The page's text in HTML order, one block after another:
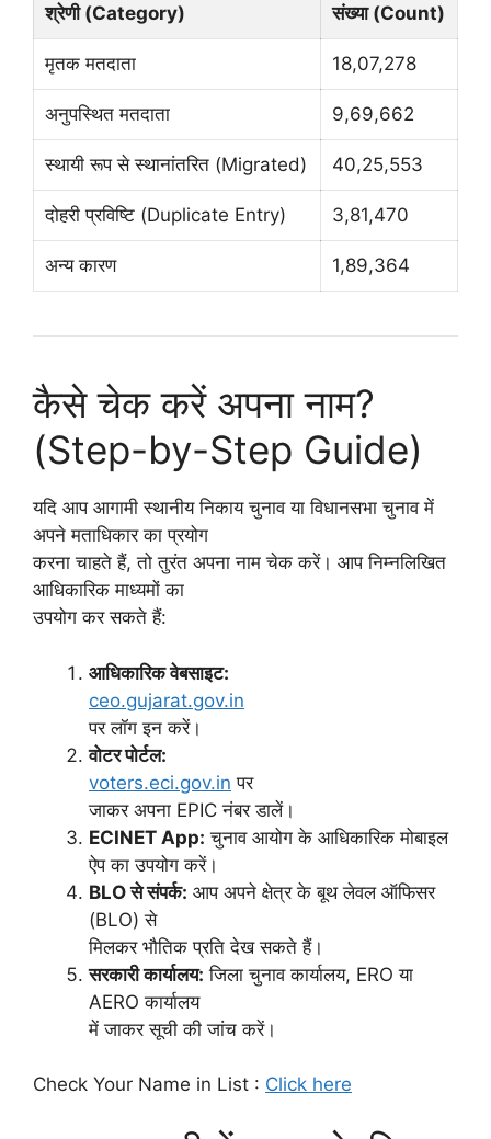
श्रेणी (Category) संख्या (Count)
मृतक मतदाता 18,07,278
अनुपस्थित मतदाता 9,69,662
स्थायी रूप से स्थानांतरित (Migrated) 40,25,553
दोहरी प्रविष्टि (Duplicate Entry) 3,81,470
अन्य कारण 1,89,364
कैसे चेक करें अपना नाम?
(Step-by-Step Guide)
यदि आप आगामी स्थानीय निकाय चुनाव या विधानसभा चुनाव में
अपने मताधिकार का प्रयोग
करना चाहते हैं, तो तुरंत अपना नाम चेक करें। आप निम्नलिखित
आधिकारिक माध्यमों का
उपयोग कर सकते हैं:
आधिकारिक वेबसाइट:
ceo.gujarat.gov.in
पर लॉग इन करें।
वोटर पोर्टल:
voters.eci.gov.in पर
जाकर अपना EPIC नंबर डालें।
ECINET App: चुनाव आयोग के आधिकारिक मोबाइल
ऐप का उपयोग करें।
BLO से संपर्क: आप अपने क्षेत्र के बूथ लेवल ऑफिसर
(BLO) से
मिलकर भौतिक प्रति देख सकते हैं।
सरकारी कार्यालय: जिला चुनाव कार्यालय, ERO या
AERO कार्यालय
में जाकर सूची की जांच करें।
Check Your Name in List : Click here